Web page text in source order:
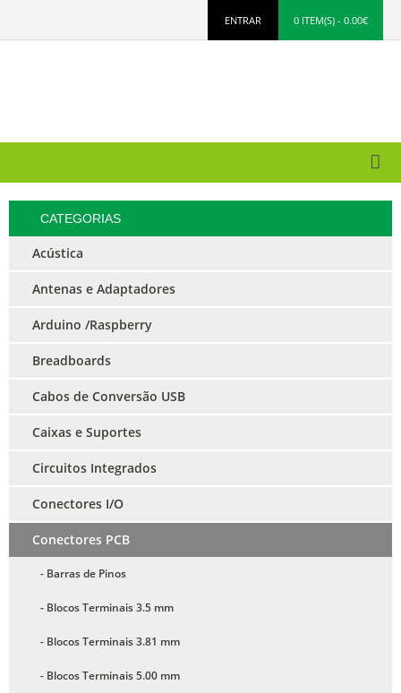
ENTRAR 0 ITEM(S) - 0.00€
CATEGORIAS
Acústica
Antenas e Adaptadores
Arduino /Raspberry
Breadboards
Cabos de Conversão USB
Caixas e Suportes
Circuitos Integrados
Conectores I/O
Conectores PCB
- Barras de Pinos
- Blocos Terminais 3.5 mm
- Blocos Terminais 3.81 mm
- Blocos Terminais 5.00 mm